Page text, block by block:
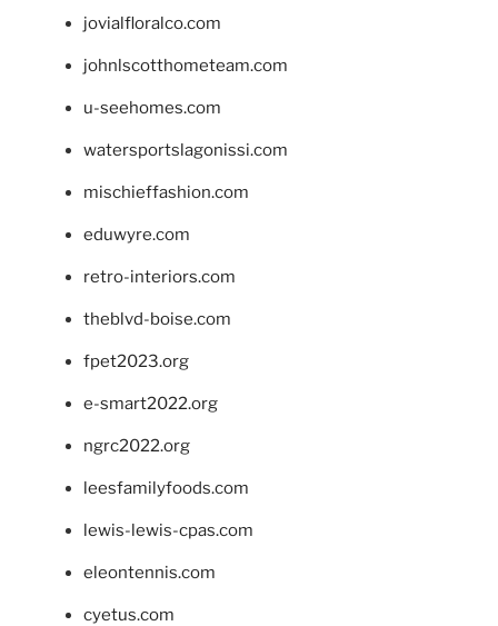
jovialfloralco.com
johnlscotthometeam.com
u-seehomes.com
watersportslagonissi.com
mischieffashion.com
eduwyre.com
retro-interiors.com
theblvd-boise.com
fpet2023.org
e-smart2022.org
ngrc2022.org
leesfamilyfoods.com
lewis-lewis-cpas.com
eleontennis.com
cyetus.com